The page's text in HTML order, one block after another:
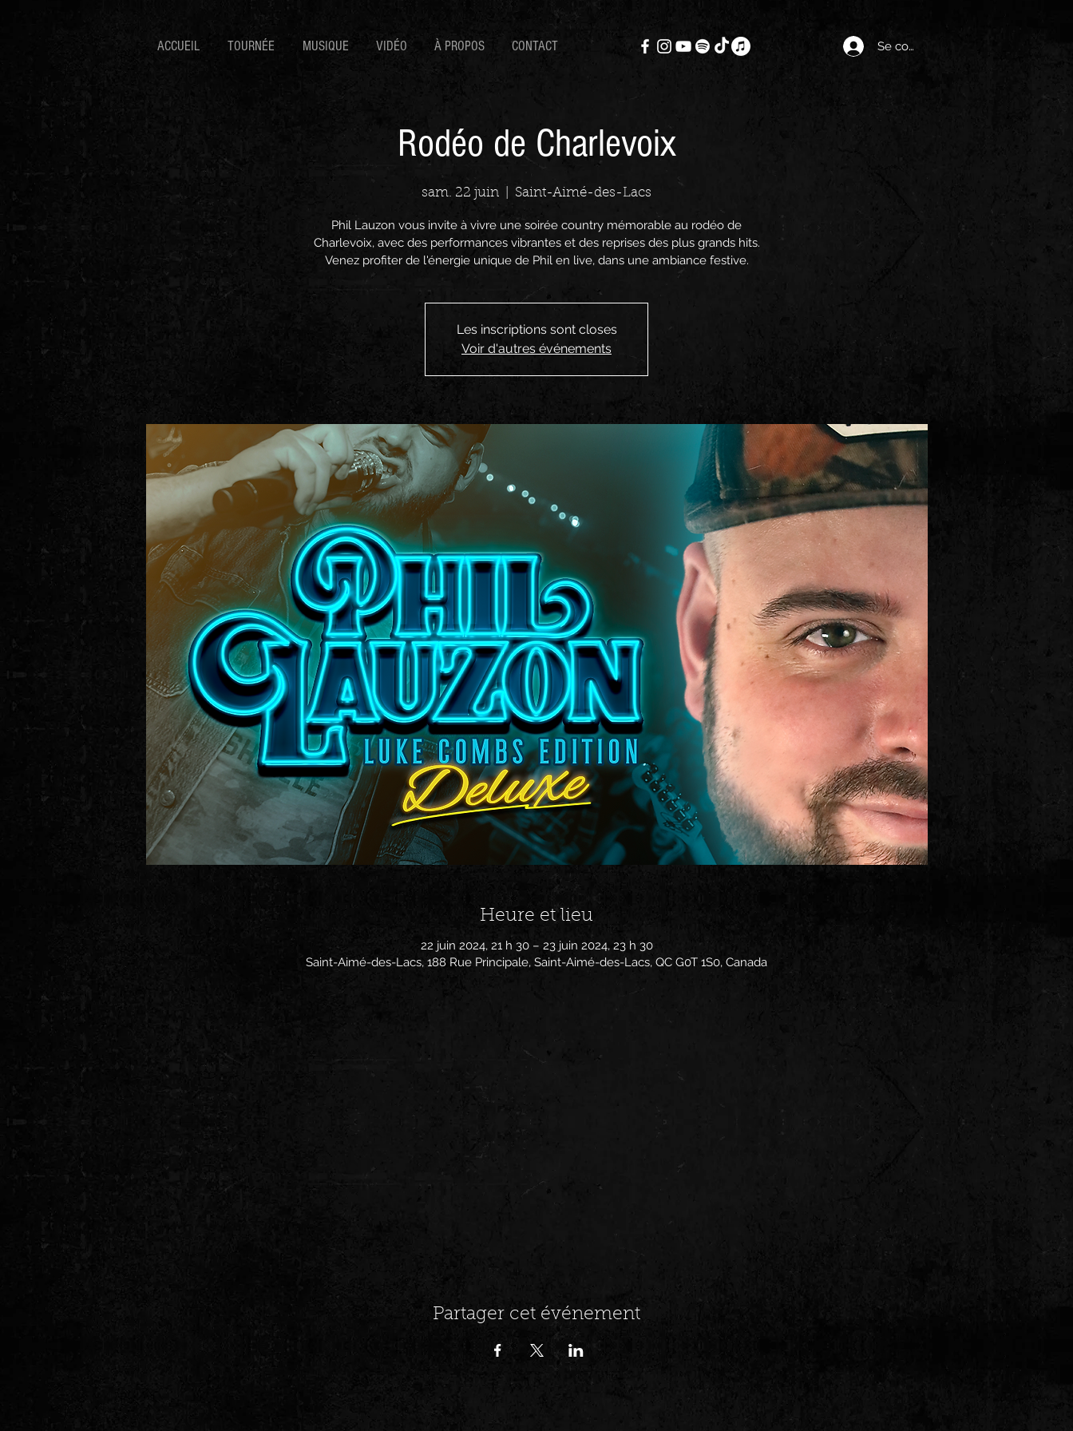
ACCUEIL TOURNÉE MUSIQUE VIDÉO À PROPOS CONTACT Se connecter
Rodéo de Charlevoix
sam. 22 juin Saint-Aimé-des-Lacs
Phil Lauzon vous invite à vivre une soirée country mémorable au rodéo de
Charlevoix, avec des performances vibrantes et des reprises des plus grands hits.
Venez profiter de l'énergie unique de Phil en live, dans une ambiance festive.
Les inscriptions sont closes
Voir d'autres événements
Heure et lieu
22 juin 2024, 21 h 30 – 23 juin 2024, 23 h 30
Saint-Aimé-des-Lacs, 188 Rue Principale, Saint-Aimé-des-Lacs, QC G0T 1S0, Canada
Partager cet événement